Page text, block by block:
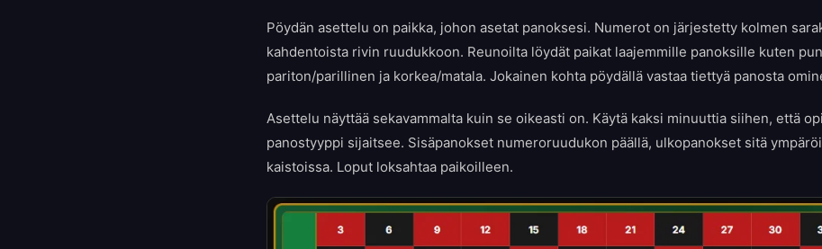
Pöydän asettelu on paikka, johon asetat panoksesi. Numerot on järjestetty kolmen
kahdentoista rivin ruudukkoon. Reunoilta löydät paikat laajemmille panoksille kuten
pariton/parillinen ja korkea/matala. Jokainen kohta pöydällä vastaa tiettyä panosta
Asettelu näyttää sekavammalta kuin se oikeasti on. Käytä kaksi minuuttia siihen, että
panostyyppi sijaitsee. Sisäpanokset numeroruudukon päällä, ulkopanokset sitä
kaistoissa. Loput loksahtaa paikoilleen.